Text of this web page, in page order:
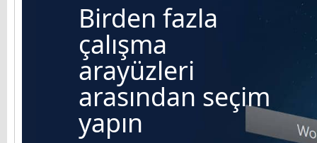
Birden fazla
çalışma
arayüzleri
arasından seçim
yapın